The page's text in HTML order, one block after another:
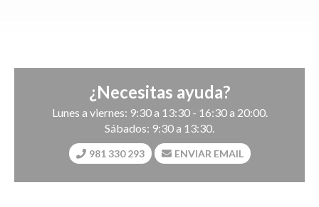
¿Necesitas ayuda?
Lunes a viernes: 9:30 a 13:30 - 16:30 a 20:00.
Sábados: 9:30 a 13:30.
981 330 293 ENVIAR EMAIL